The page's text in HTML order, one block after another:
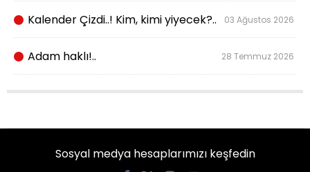
Kalender Çizdi..! Kim, kimi yiyecek?.. 03 Ağustos 2026
Adam haklı!.. 28 Temmuz 2026
Sosyal medya hesaplarımızı keşfedin